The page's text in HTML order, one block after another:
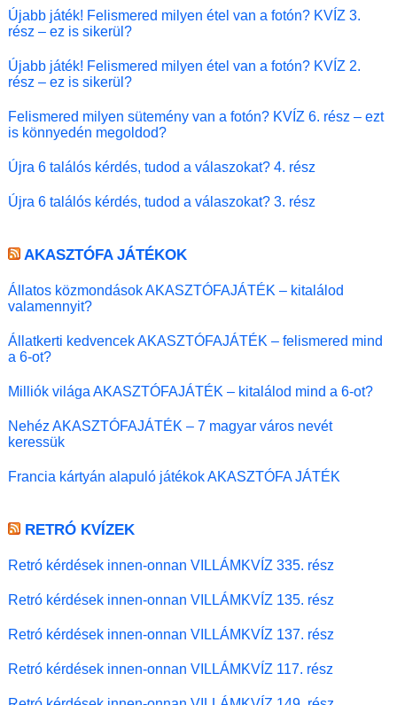
Újabb játék! Felismered milyen étel van a fotón? KVÍZ 3.
rész – ez is sikerül?
Újabb játék! Felismered milyen étel van a fotón? KVÍZ 2.
rész – ez is sikerül?
Felismered milyen sütemény van a fotón? KVÍZ 6. rész – ezt
is könnyedén megoldod?
Újra 6 találós kérdés, tudod a válaszokat? 4. rész
Újra 6 találós kérdés, tudod a válaszokat? 3. rész
AKASZTÓFA JÁTÉKOK
Állatos közmondások AKASZTÓFAJÁTÉK – kitalálod
valamennyit?
Állatkerti kedvencek AKASZTÓFAJÁTÉK – felismered mind
a 6-ot?
Milliók világa AKASZTÓFAJÁTÉK – kitalálod mind a 6-ot?
Nehéz AKASZTÓFAJÁTÉK – 7 magyar város nevét
keressük
Francia kártyán alapuló játékok AKASZTÓFA JÁTÉK
RETRÓ KVÍZEK
Retró kérdések innen-onnan VILLÁMKVÍZ 335. rész
Retró kérdések innen-onnan VILLÁMKVÍZ 135. rész
Retró kérdések innen-onnan VILLÁMKVÍZ 137. rész
Retró kérdések innen-onnan VILLÁMKVÍZ 117. rész